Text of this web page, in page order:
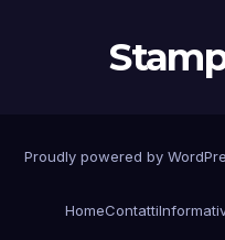
Proudly powered by
HomeContatti